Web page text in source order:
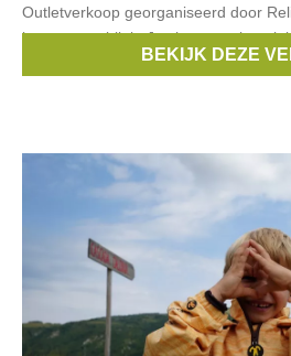
Outletverkoop georganiseerd door
kantoormeubilair. Je shopt stock,
en one-offs. BELANGRIJK: Toegang
BEKIJK DEZE